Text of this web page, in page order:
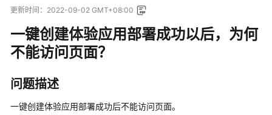
新
动
态
务
告
更新时间： 2022-09-02 GMT+08:00
一键创建体验应用部署成功以后，为何
不能访问页面？
问题描述
一键创建体验应用部署成功后不能访问页面。